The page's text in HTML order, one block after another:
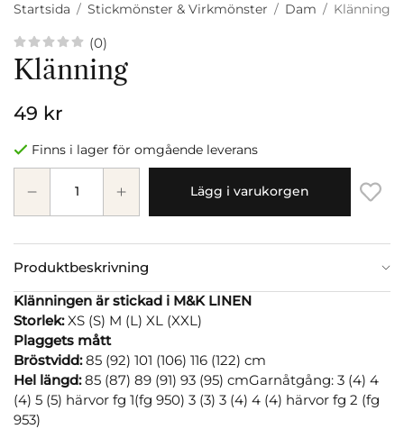
Startsida / Stickmönster & Virkmönster / Dam / Klänning
(0)
Klänning
49 kr
Finns i lager för omgående leverans
Lägg i varukorgen
Produktbeskrivning
Klänningen är stickad i M&K LINEN
Storlek:XS (S) M (L) XL (XXL)
Plaggets mått
Bröstvidd:85 (92) 101 (106) 116 (122) cm
Hel längd:85 (87) 89 (91) 93 (95) cmGarnåtgång: 3 (4) 4
(4) 5 (5) härvor fg 1(fg 950) 3 (3) 3 (4) 4 (4) härvor fg 2 (fg
953)